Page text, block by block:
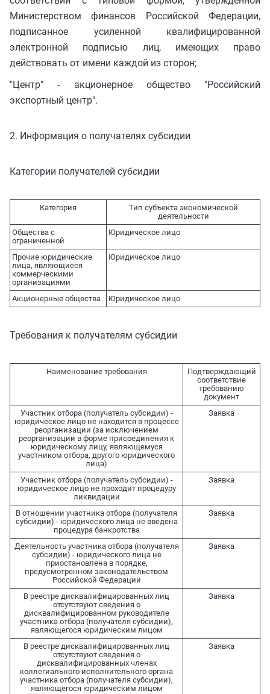
Министерством финансов Российской Федерации,
подписанное усиленной квалифицированной
электронной подписью лиц, имеющих право
действовать от имени каждой из сторон;
"Центр" - акционерное общество "Российский
экспортный центр".
2. Информация о получателях субсидии
Категории получателей субсидии
Категория
Тип субъекта экономической
деятельности
Общества с
ограниченной
Юридическое лицо
Прочие юридические
лица, являющиеся
коммерческими
организациями
Юридическое лицо
Акционерные общества Юридическое лицо
Требования к получателям субсидии
Наименование требования
Подтверждающий
соответствие
требованию
документ
Участник отбора (получатель субсидии) -
юридическое лицо не находится в процессе
реорганизации (за исключением
реорганизации в форме присоединения к
юридическому лицу, являющемуся
участником отбора, другого юридического
лица)
Заявка
Участник отбора (получатель субсидии) -
юридическое лицо не проходит процедуру
ликвидации
Заявка
В отношении участника отбора (получателя
субсидии) - юридического лица не введена
процедура банкротства
Заявка
Деятельность участника отбора (получателя
субсидии) - юридического лица не
приостановлена в порядке,
предусмотренном законодательством
Российской Федерации
Заявка
В реестре дисквалифицированных лиц
отсутствуют сведения о
дисквалифицированном руководителе
участника отбора (получателя субсидии),
являющегося юридическим лицом
Заявка
В реестре дисквалифицированных лиц
отсутствуют сведения о
дисквалифицированных членах
коллегиального исполнительного органа
участника отбора (получателя субсидии),
являющегося юридическим лицом
Заявка